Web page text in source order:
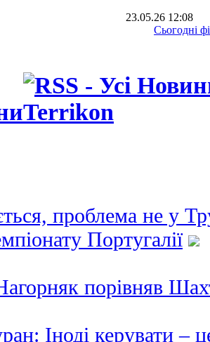
23.05.26 12:08
Сьогодні
Нойєр під
фінал
проблема не у
Португалії
порівняв
Іноді керувати –